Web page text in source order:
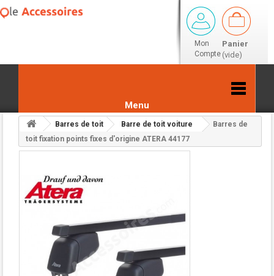
Mon
Compte
Panier
(vide)
Menu
Barres de toit Barre de toit voiture
Barres de
toit fixation points fixes d'origine ATERA 44177Retour aux résultats